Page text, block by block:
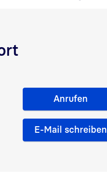
Anrufen
E-Mail schreiben